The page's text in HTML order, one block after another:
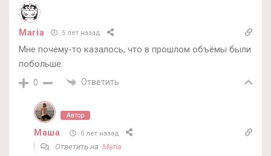
Maria 5 лет назад
Мне почему-то казалось, что в прошлом объёмы были
побольше.
0 Ответить
Автор
Маша 5 лет назад
Ответить на Maria